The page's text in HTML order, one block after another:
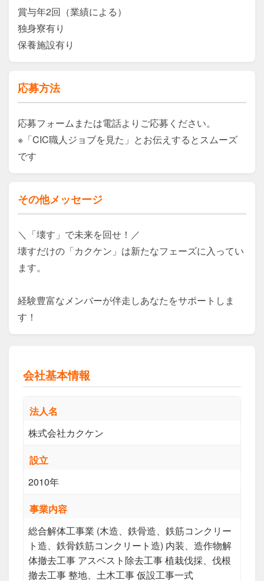
賞与年2回（業績による）
独身寮有り
保養施設有り
応募方法
応募フォームまたは電話よりご応募ください。
※「CIC職人ジョブを見た」とお伝えするとスムーズ
です
その他メッセージ
＼「壊す」で未来を回せ！／
壊すだけの「カクケン」は新たなフェーズに入ってい
ます。
経験豊富なメンバーが伴走しあなたをサポートしま
す！
会社基本情報
法人名
株式会社カクケン
設立
2010年
事業内容
総合解体工事業 (木造、鉄骨造、鉄筋コンクリー
ト造、鉄骨鉄筋コンクリート造) 内装、造作物解
体撤去工事 アスベスト除去工事 植栽伐採、伐根
撤去工事 整地、土木工事 仮設工事一式